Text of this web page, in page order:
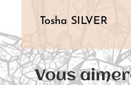
Tosha SILVER
Vous